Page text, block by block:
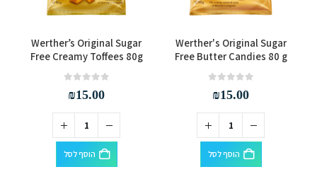
Werther's Original Sugar
Free Butter Candies 80 g
₪15.00
הוסף לסל
Werther’s Original Sugar
Free Creamy Toffees 80g
₪15.00
הוסף לסל